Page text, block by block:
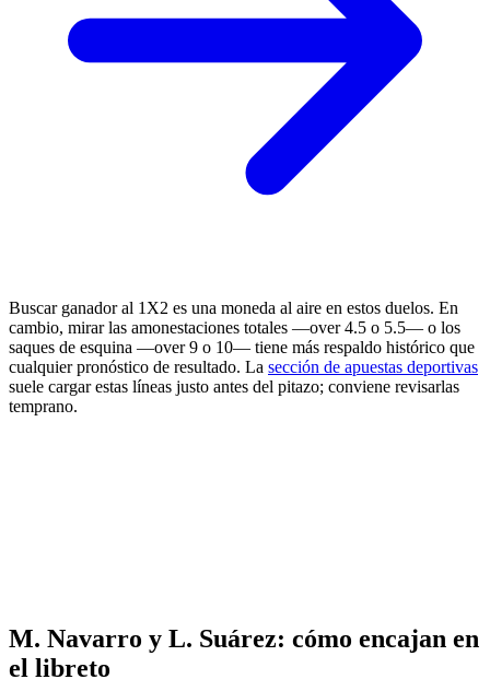
Buscar ganador al 1X2 es una moneda al aire en estos duelos. En
cambio, mirar las amonestaciones totales —over 4.5 o 5.5— o los
saques de esquina —over 9 o 10— tiene más respaldo histórico que
cualquier pronóstico de resultado. La sección de apuestas deportivas
suele cargar estas líneas justo antes del pitazo; conviene revisarlas
temprano.
M. Navarro y L. Suárez: cómo encajan en
el libreto